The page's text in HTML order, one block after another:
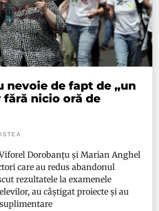
nevoie de fapt de „un
fără nicio oră de
Dorobanțu și Marian Anghel
care au redus abandonul
rezultatele la examenele
au câștigat proiecte și au